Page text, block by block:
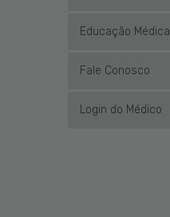
Educação Médica
Fale Conosco
Login do Médico